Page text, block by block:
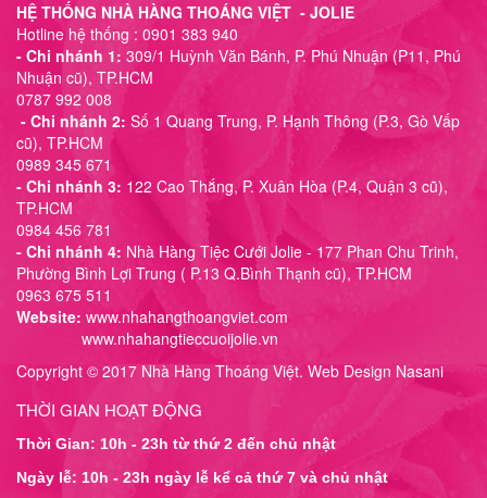
HỆ THỐNG NHÀ HÀNG THOÁNG VIỆT - JOLIE
Hotline hệ thống : 0901 383 940
- Chi nhánh 1: 309/1 Huỳnh Văn Bánh, P. Phú Nhuận (P11, Phú
Nhuận cũ), TP.HCM
0787 992 008
- Chi nhánh 2: Số 1 Quang Trung, P. Hạnh Thông (P.3, Gò Vấp
cũ), TP.HCM
0989 345 671
- Chi nhánh 3: 122 Cao Thắng, P. Xuân Hòa (P.4, Quận 3 cũ),
TP.HCM
0984 456 781
- Chi nhánh 4: Nhà Hàng Tiệc Cưới Jolie - 177 Phan Chu Trinh,
Phường Bình Lợi Trung ( P.13 Q.Bình Thạnh cũ), TP.HCM
0963 675 511
Website: www.nhahangthoangviet.com
www.nhahangtieccuoijolie.vn
Copyright © 2017 Nhà Hàng Thoáng Việt. Web Design Nasani
THỜI GIAN HOẠT ĐỘNG
Thời Gian: 10h - 23h từ thứ 2 đến chủ nhật
Ngày lễ: 10h - 23h ngày lễ kể cả thứ 7 và chủ nhật